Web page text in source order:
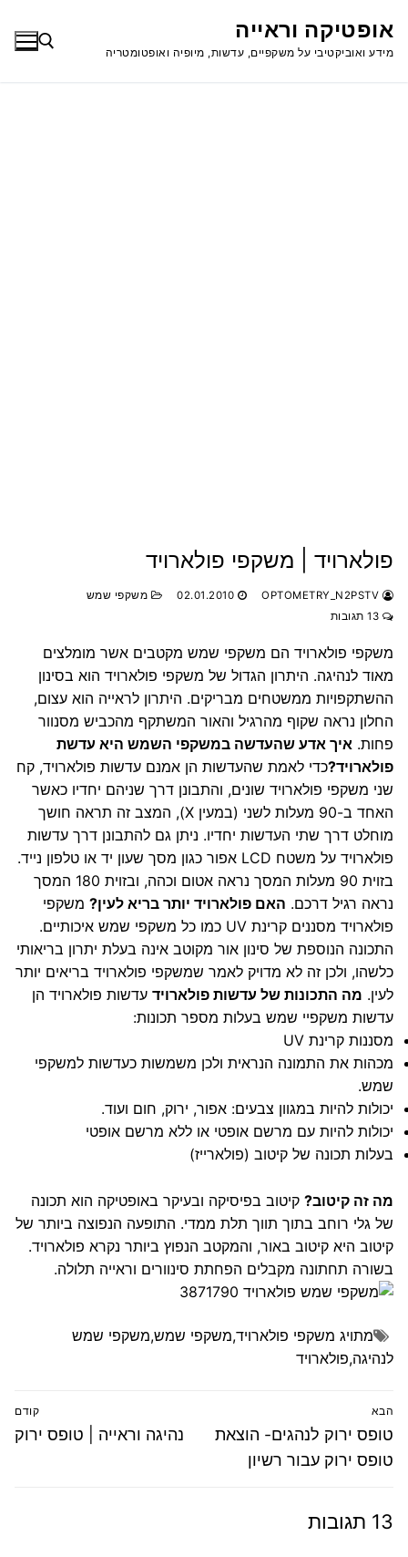
לתוכןאופטיקה וראייה
מידע ואוביקטיבי על משקפיים, עדשות, מיופיה ואופטומטריה
פולארויד | משקפי פולארויד
02.01.2010
משקפי שמש
משקפי פולארויד הם משקפי שמש מקטבים אשר מומלצים
מאוד לנהיגה. היתרון הגדול של משקפי פולארויד הוא בסינון
ההשתקפויות ממשטחים מבריקים. היתרון לראייה הוא עצום,
החלון נראה שקוף מהרגיל והאור המשתקף מהכביש מסנוור
פחות. איך אדע שהעדשה במשקפי השמש היא עדשת
פולארויד?כדי לאמת שהעדשות הן אמנם עדשות פולארויד, קח
שני משקפי פולארויד שונים, והתבונן דרך שניהם יחדיו כאשר
האחד ב-90 מעלות לשני (במעין X), המצב זה תראה חושך
מוחלט דרך שתי העדשות יחדיו. ניתן גם להתבונן דרך עדשות
פולארויד על משטח LCD אפור כגון מסך שעון יד או טלפון נייד.
בזוית 90 מעלות המסך נראה אטום וכהה, ובזוית 180 המסך
נראה רגיל דרכם. האם פולארויד יותר בריא לעין? משקפי
פולארויד מסננים קרינת UV כמו כל משקפי שמש איכותיים.
התכונה הנוספת של סינון אור מקוטב אינה בעלת יתרון בריאותי
כלשהו, ולכן זה לא מדויק לאמר שמשקפי פולארויד בריאים יותר
לעין. מה התכונות של עדשות פולארויד עדשות פולארויד הן
עדשות משקפיי שמש בעלות מספר תכונות:
מסננות קרינת UV
מכהות את התמונה הנראית ולכן משמשות כעדשות למשקפי
שמש.
יכולות להיות במגוון צבעים: אפור, ירוק, חום ועוד.
יכולות להיות עם מרשם אופטי או ללא מרשם אופטי
בעלות תכונה של קיטוב (פולארייז)
מה זה קיטוב? קיטוב בפיסיקה ובעיקר באופטיקה הוא תכונה
של גלי רוחב בתוך תווך תלת ממדי. התופעה הנפוצה ביותר של
קיטוב היא קיטוב באור, והמקטב הנפוץ ביותר נקרא פולארויד.
בשורה תחתונה מקבלים הפחתת סינוורים וראייה תלולה.
מתויג משקפי פולארויד,משקפי שמש,משקפי שמש
לנהיגה,פולארויד
ניווט קודם
פוסט
נהיגה וראייה | טופס ירוק
הבא
הפוסט
הבא:
טופס ירוק לנהגים- הוצאת
טופס ירוק עבור רשיון
13 תגובות